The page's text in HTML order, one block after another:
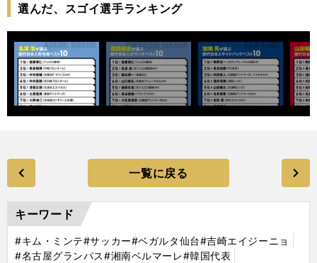
選んだ、スゴイ選手ランキング
一覧に戻る
キーワード
#キム・ミンテ#サッカー#ベガルタ仙台#吉崎エイジーニョ
#名古屋グランパス#湘南ベルマーレ#韓国代表